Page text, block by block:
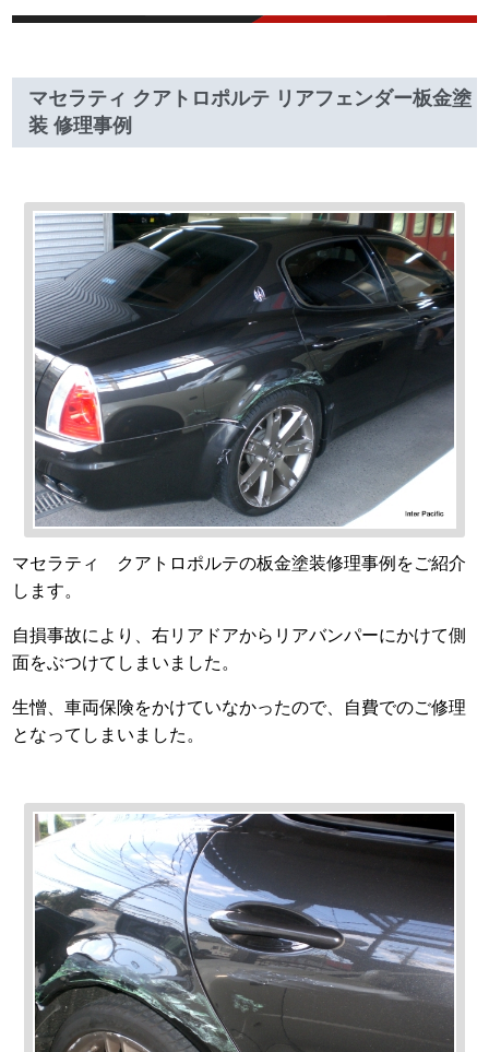
マセラティ クアトロポルテ リアフェンダー板金塗
装 修理事例
マセラティ クアトロポルテの板金塗装修理事例をご紹介
します。
自損事故により、右リアドアからリアバンパーにかけて側
面をぶつけてしまいました。
生憎、車両保険をかけていなかったので、自費でのご修理
となってしまいました。